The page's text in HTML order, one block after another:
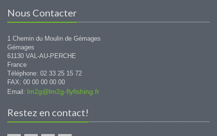
Nous Contacter
1 Chemin du Moulin de Gémages
Gémages
61130 VAL-AU-PERCHE
France
Téléphone: 02 33 25 15 72
FAX: 00 00 00 00 00
Email: lm2g@lm2g-flyfishing.fr
Restez en contact!